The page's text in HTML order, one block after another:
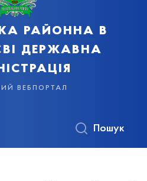
районна в
державна
вебпортал
Пошук